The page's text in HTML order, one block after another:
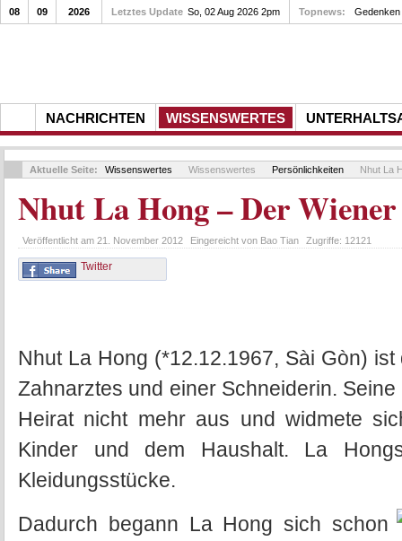
NACHRICHTEN WISSENSWERTES
08 09 2026 Letztes Update So, 02 Aug 2026 2pm Topnews:
Gedenkfeier zum 10. Todestag von Rupert Neudeck am...
Aktuelle Seite: Wissenswertes Wissenswertes Persönlichkeiten Nhut La
Nhut La Hong – Der
Veröffentlicht am 21. November 2012 Eingereicht von Bao Tian Zugriffe: 12121
Twitter
Nhut La Hong (*12.12.1967, Sài Gòn)
Zahnarztes und einer Schneiderin.
Heirat nicht mehr aus und widmete
Kinder und dem Haushalt. La
Kleidungsstücke.
Dadurch begann La Hong sich schon